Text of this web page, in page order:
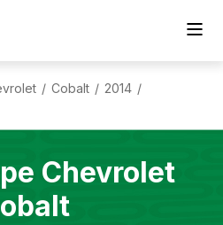
/ Cobalt / 2014 /
Chevrolet